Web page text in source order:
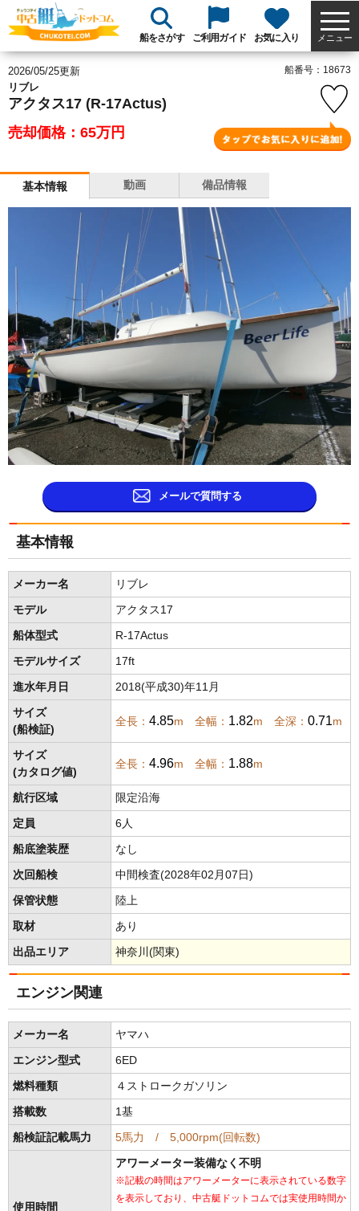
船をさがす ご利用ガイド お気に入り メニュー
2026/05/25更新
リブレ
アクタス17 (R-17Actus)
売却価格：65万円
船番号：18673
基本情報 動画 備品情報
メールで質問する
基本情報
メーカー名 リブレ
モデル アクタス17
船体型式 R-17Actus
モデルサイズ 17ft
進水年月日 2018(平成30)年11月
サイズ
(船検証)
全長： 4.85m 全幅： 1.82m 全深： 0.71m
サイズ
(カタログ値)
全長： 4.96m 全幅： 1.88m
航行区域 限定沿海
定員 6人
船底塗装歴 なし
次回船検 中間検査(2028年02月07日)
保管状態 陸上
取材 あり
出品エリア 神奈川(関東)
エンジン関連
メーカー名 ヤマハ
エンジン型式 6ED
燃料種類 ４ストロークガソリン
搭載数 1基
船検証記載馬力 5馬力 / 5,000rpm(回転数)
使用時間
アワーメーター装備なく不明
※記載の時間はアワーメーターに表示されている数字
を表示しており、中古艇ドットコムでは実使用時間か